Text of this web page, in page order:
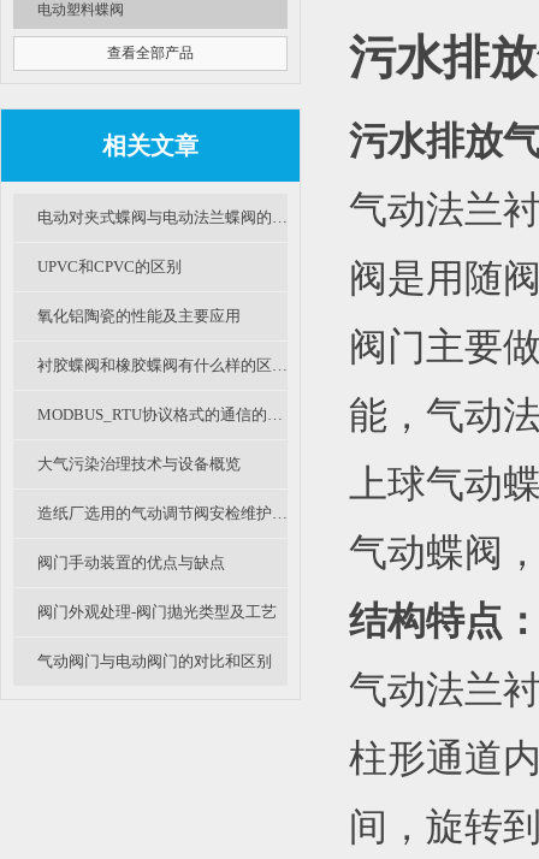
电动塑料蝶阀
查看全部产品
相关文章
电动对夹式蝶阀与电动法兰蝶阀的区别及选用
UPVC和CPVC的区别
氧化铝陶瓷的性能及主要应用
衬胶蝶阀和橡胶蝶阀有什么样的区别和不同呢？
MODBUS_RTU协议格式的通信的简单介绍
大气污染治理技术与设备概览
造纸厂选用的气动调节阀安检维护要主要看那些地方？
阀门手动装置的优点与缺点
阀门外观处理-阀门抛光类型及工艺
气动阀门与电动阀门的对比和区别
污水排
污水排放
气动法兰
阀是用随
阀门主要
能，气动
上球气动
气动蝶阀
结构特点
气动法兰
柱形通道
间，旋转